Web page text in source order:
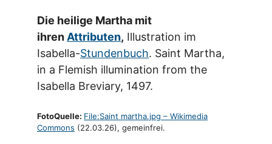
Die heilige Martha mit
ihren Attributen, Illustration im
Isabella-Stundenbuch. Saint Martha,
in a Flemish illumination from the
Isabella Breviary, 1497.
FotoQuelle: File:Saint martha.jpg – Wikimedia
Commons (22.03.26), gemeinfrei.